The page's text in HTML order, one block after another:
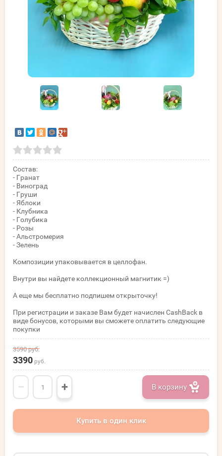
Состав:
- Гранат
- Виноград
- Груши
- Яблоки
- Клубника
- Голубика
- Розы
- Альстромерия
- Зелень
Композиции упаковывается в целлофан.
Внутри вы найдете коллекционный магнитик =)
А еще мы бесплатно подпишем открыточку!
При регистрации и заказе Вам будет начислен CashBack в
виде бонусов, которыми вы сможете оплатить следующие
покупки
3590руб.
3390 руб.
− + В корзину
Купить в один клик